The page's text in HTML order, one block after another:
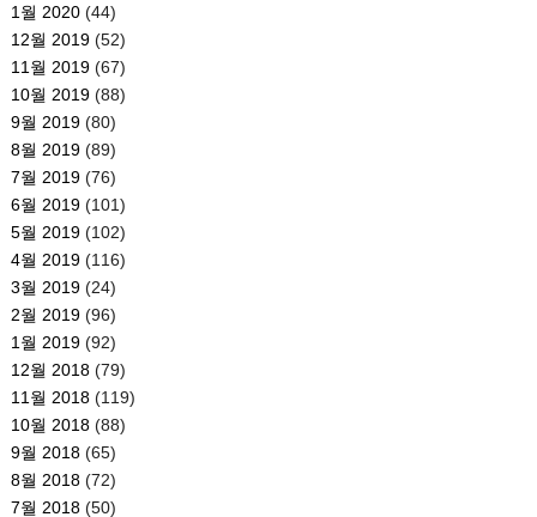
1월 2020(44)
12월 2019(52)
11월 2019(67)
10월 2019(88)
9월 2019(80)
8월 2019(89)
7월 2019(76)
6월 2019(101)
5월 2019(102)
4월 2019(116)
3월 2019(24)
2월 2019(96)
1월 2019(92)
12월 2018(79)
11월 2018(119)
10월 2018(88)
9월 2018(65)
8월 2018(72)
7월 2018(50)